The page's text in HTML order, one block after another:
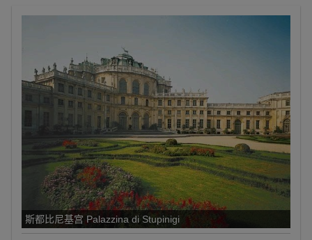
斯都比尼基宫 Palazzina di Stupinigi